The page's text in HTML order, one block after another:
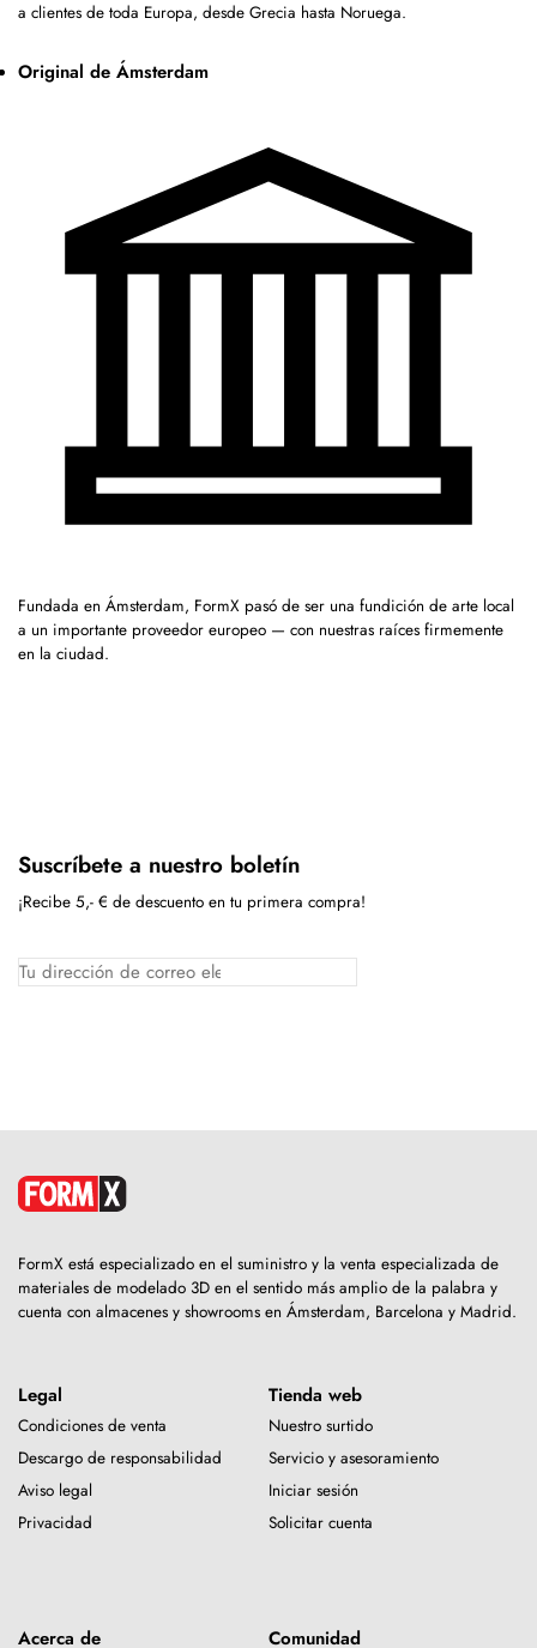
a clientes de toda Europa, desde Grecia hasta Noruega.
Original de Ámsterdam
Fundada en Ámsterdam, FormX pasó de ser una fundición de arte local
a un importante proveedor europeo — con nuestras raíces firmemente
en la ciudad.
Suscríbete a nuestro boletín
¡Recibe 5,- € de descuento en tu primera compra!
FormX está especializado en el suministro y la venta especializada de
materiales de modelado 3D en el sentido más amplio de la palabra y
cuenta con almacenes y showrooms en Ámsterdam, Barcelona y Madrid.
Legal
Condiciones de venta
Descargo de responsabilidad
Aviso legal
Privacidad
Tienda web
Nuestro surtido
Servicio y asesoramiento
Iniciar sesión
Solicitar cuenta
Acerca de Comunidad